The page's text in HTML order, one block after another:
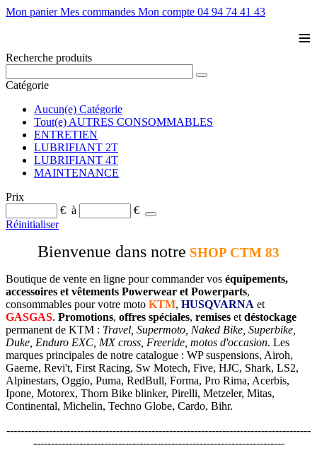
Mon panier Mes commandes Mon compte 04 94 74 41 43
≡
Recherche produits
Catégorie
Aucun(e) Catégorie
Tout(e) AUTRES CONSOMMABLES
ENTRETIEN
LUBRIFIANT 2T
LUBRIFIANT 4T
MAINTENANCE
Prix
€ à
€
Réinitialiser
Bienvenue dans notre SHOP CTM 83
Boutique de vente en ligne pour commander vos équipements,
accessoires et vêtements Powerwear et Powerparts,
consommables pour votre moto KTM, HUSQVARNA et
GASGAS. Promotions, offres spéciales, remises et déstockage
permanent de KTM : Travel, Supermoto, Naked Bike, Superbike,
Duke, Enduro EXC, MX cross, Freeride, motos d'occasion. Les
marques principales de notre catalogue : WP suspensions, Airoh,
Gaerne, Revi't, First Racing, Sw Motech, Five, HJC, Shark, LS2,
Alpinestars, Oggio, Puma, RedBull, Forma, Pro Rima, Acerbis,
Ipone, Motorex, Thorn Bike blinker, Pirelli, Metzeler, Mitas,
Continental, Michelin, Techno Globe, Cardo, Bihr.
--------------------------------------------------------------------------------------
-----------------------------------------------------------------------